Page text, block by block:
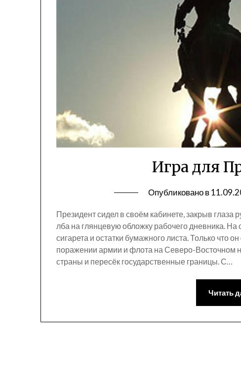
Игра для
Опубликовано в
Президент сидел в своём кабинете, закрыв глаза
лба на глянцевую обложку рабочего дневника.
сигарета и остатки бумажного листа. Только что
поражении армии и флота на Северо-Восточном
страны и пересёк государственные границы. С…
Читать